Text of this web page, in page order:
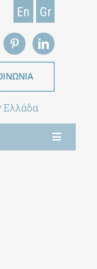
En Gr
Ελλάδα
Toggle
Navigation